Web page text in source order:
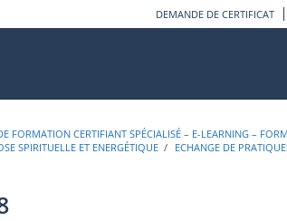
DEMANDE DE CERTIFICAT
FORMATION CERTIFIANT SPÉCIALISÉ – E-LEARNING –
SPIRITUELLE ET ENERGÉTIQUE ECHANGE DE